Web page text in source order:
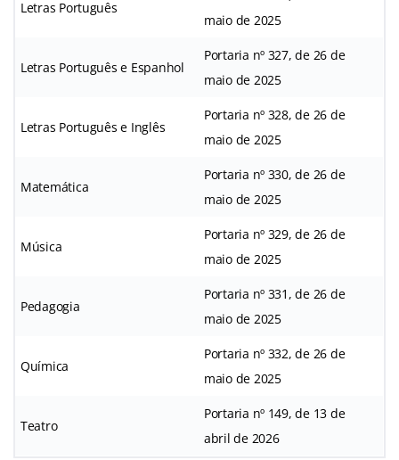
Letras Português
maio de 2025
Letras Português e Espanhol
Portaria nº 327, de 26 de
maio de 2025
Letras Português e Inglês
Portaria nº 328, de 26 de
maio de 2025
Matemática
Portaria nº 330, de 26 de
maio de 2025
Música
Portaria nº 329, de 26 de
maio de 2025
Pedagogia
Portaria nº 331, de 26 de
maio de 2025
Química
Portaria nº 332, de 26 de
maio de 2025
Teatro
Portaria nº 149, de 13 de
abril de 2026